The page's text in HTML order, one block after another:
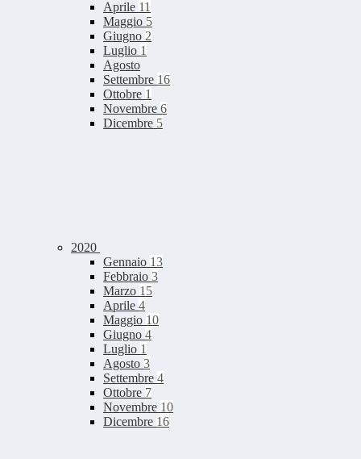
Aprile 11
Maggio 5
Giugno 2
Luglio 1
Agosto
Settembre 16
Ottobre 1
Novembre 6
Dicembre 5
2020
Gennaio 13
Febbraio 3
Marzo 15
Aprile 4
Maggio 10
Giugno 4
Luglio 1
Agosto 3
Settembre 4
Ottobre 7
Novembre 10
Dicembre 16